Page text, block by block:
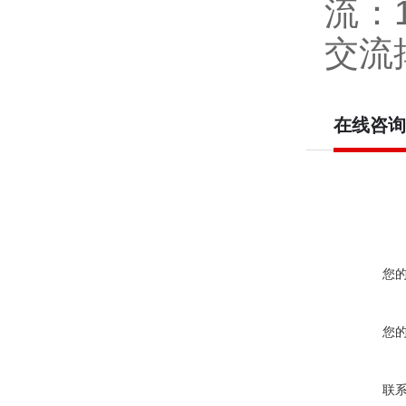
流：
交流
在线咨询
您
您
联